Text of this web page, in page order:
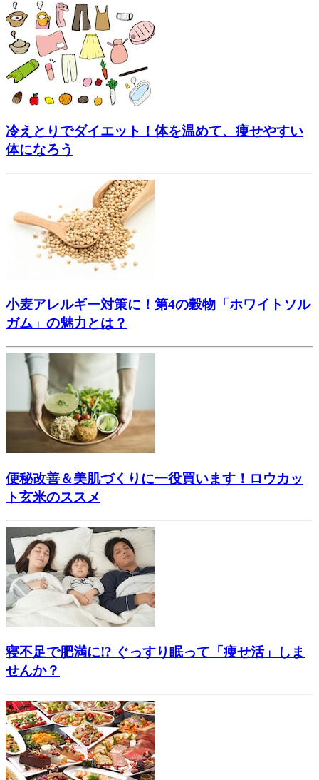
冷えとりでダイエット！体を温めて、痩せやすい
体になろう
小麦アレルギー対策に！第4の穀物「ホワイトソル
ガム」の魅力とは？
便秘改善＆美肌づくりに一役買います！ロウカッ
ト玄米のススメ
寝不足で肥満に!? ぐっすり眠って「痩せ活」しま
せんか？